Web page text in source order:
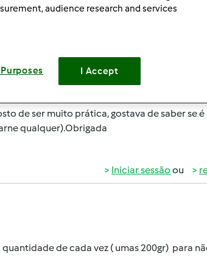
de frango e dizia que, para picar a
de ser muito prática, gostava de saber se
qualquer).Obrigada
Iniciar sessão ou
de cada vez ( umas 200gr) para
audience research and services
I Accept